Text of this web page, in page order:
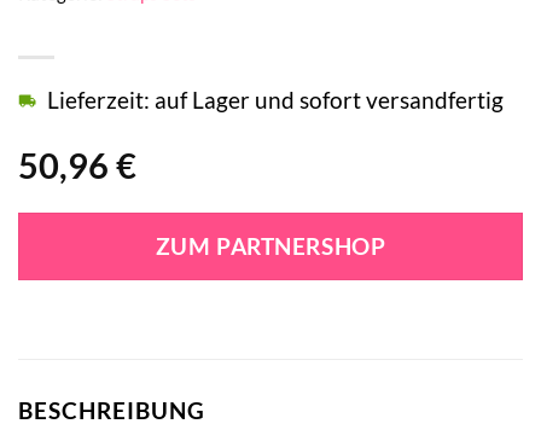
50,96 €
Lieferzeit: auf Lager und sofort versandfertig
ZUM PARTNERSHOP
BESCHREIBUNG